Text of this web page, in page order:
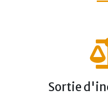
Sortie